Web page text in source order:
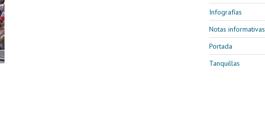
Infografías
Notas informativas
Portada
Tanquillas